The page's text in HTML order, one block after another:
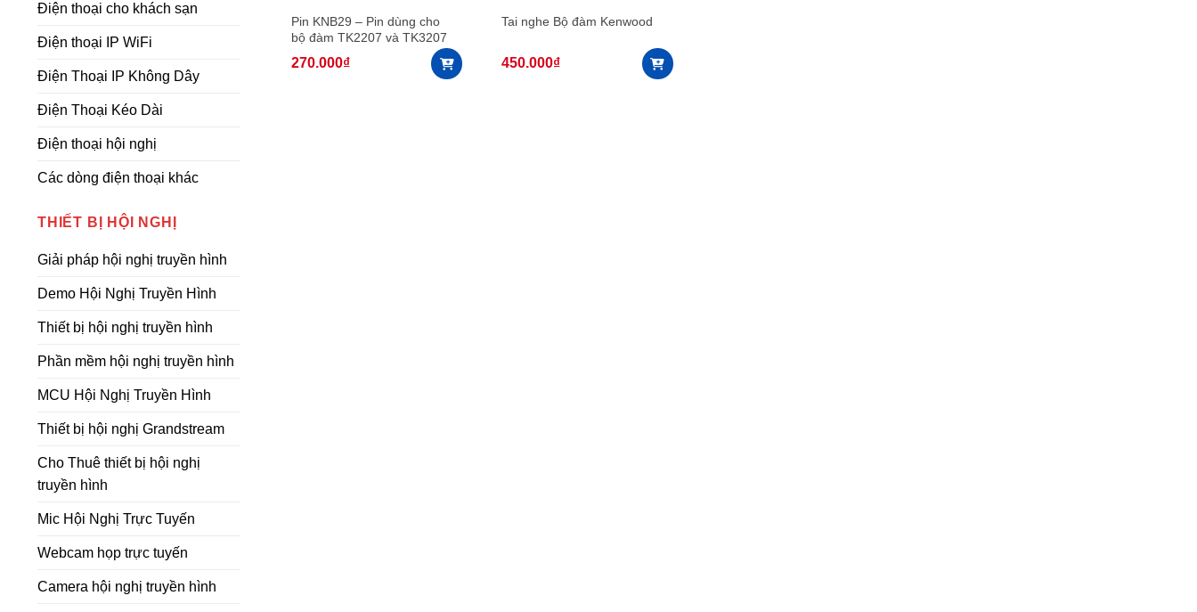
Điện thoại cho khách sạn
Điện thoại IP WiFi
Điện Thoại IP Không Dây
Điện Thoại Kéo Dài
Điện thoại hội nghị
Các dòng điện thoại khác
THIẾT BỊ HỘI NGHỊ
Giải pháp hội nghị truyền hình
Demo Hội Nghị Truyền Hình
Thiết bị hội nghị truyền hình
Phần mềm hội nghị truyền hình
MCU Hội Nghị Truyền Hình
Thiết bị hội nghị Grandstream
Cho Thuê thiết bị hội nghị
truyền hình
Mic Hội Nghị Trực Tuyến
Webcam họp trực tuyến
Camera hội nghị truyền hình
Pin KNB29 – Pin dùng cho
bộ đàm TK2207 và TK3207
270.000₫
Tai nghe Bộ đàm Kenwood
450.000₫